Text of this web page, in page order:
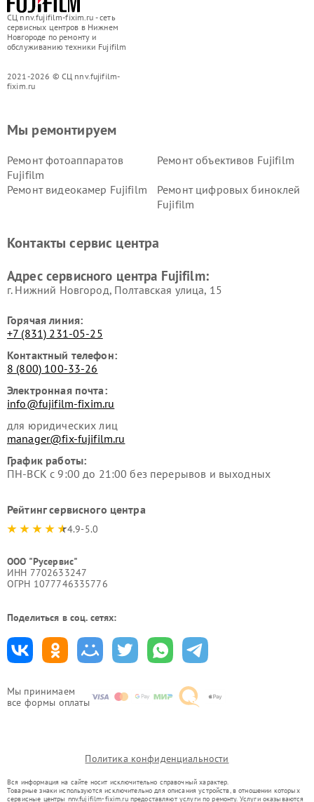
СЦ nnv.fujifilm-fixim.ru - сеть
сервисных центров в Нижнем
Новгороде по ремонту и
обслуживанию техники Fujifilm
2021-2026 © СЦ nnv.fujifilm-
fixim.ru
Мы принимаем
все формы оплаты
Мы ремонтируем
Ремонт фотоаппаратов
Fujifilm
Ремонт объективов Fujifilm
Ремонт видеокамер Fujifilm
Ремонт цифровых биноклей
Fujifilm
Контакты сервис центра
Адрес сервисного центра Fujifilm:
г. Нижний Новгород, Полтавская улица, 15
Горячая линия:
+7 (831) 231-05-25
Контактный телефон:
8 (800) 100-33-26
Электронная почта:
info@fujifilm-fixim.ru
для юридических лиц
manager@fix-fujifilm.ru
График работы:
ПН-ВСК с 9:00 до 21:00 без перерывов и выходных
Рейтинг сервисного центра
4.9-5.0
ООО "Русервис"
ИНН 7702633247
ОГРН 1077746335776
Поделиться в соц. сетях:
Политика конфиденциальности
Вся информация на сайте носит исключительно справочный характер.
Товарные знаки используются исключительно для описания устройств, в отношении которых
сервисные центры nnv.fujifilm-fixim.ru предоставляют услуги по ремонту. Услуги оказываются